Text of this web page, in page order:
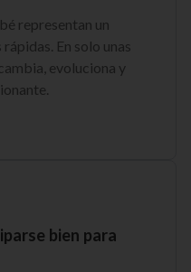
representan un
En solo unas
evoluciona y
bien para